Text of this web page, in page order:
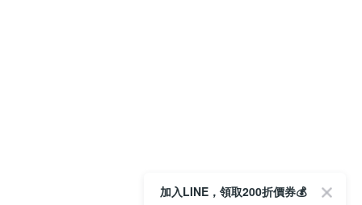
加入LINE，領取200折價券💰